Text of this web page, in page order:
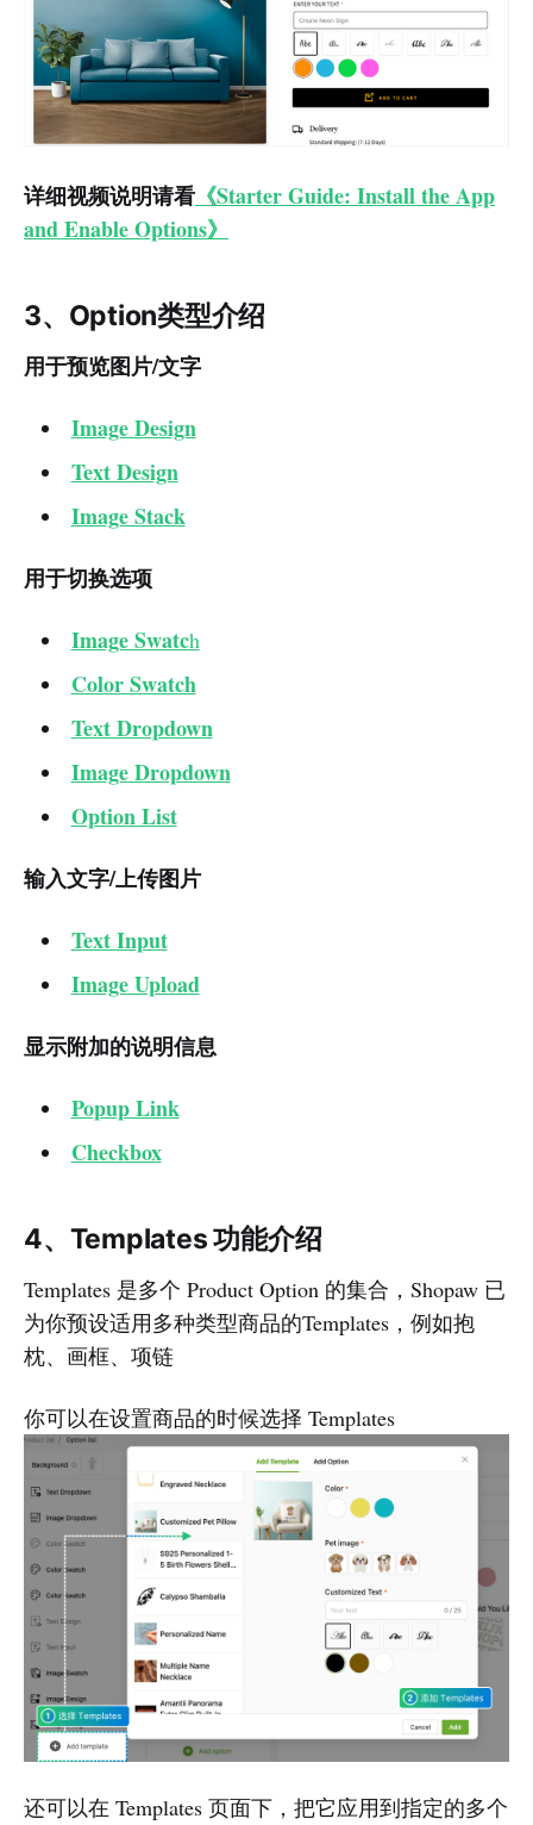
详细视频说明请看 《Starter Guide: Install the App
and Enable Options》
3、Option类型介绍
用于预览图片/文字
Image Design
Text Design
Image Stack
用于切换选项
Image Swatch
Color Swatch
Text Dropdown
Image Dropdown
Option List
输入文字/上传图片
Text Input
Image Upload
显示附加的说明信息
Popup Link
Checkbox
4、Templates 功能介绍
Templates 是多个 Product Option 的集合，Shopaw 已
为你预设适用多种类型商品的Templates，例如抱
枕、画框、项链
你可以在设置商品的时候选择 Templates
还可以在 Templates 页面下，把它应用到指定的多个